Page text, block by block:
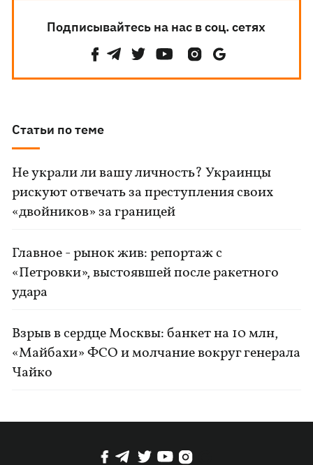
Подписывайтесь на нас в соц. сетях
Статьи по теме
Не украли ли вашу личность? Украинцы
рискуют отвечать за преступления своих
«двойников» за границей
Главное - рынок жив: репортаж с
«Петровки», выстоявшей после ракетного
удара
Взрыв в сердце Москвы: банкет на 10 млн,
«Майбахи» ФСО и молчание вокруг генерала
Чайко